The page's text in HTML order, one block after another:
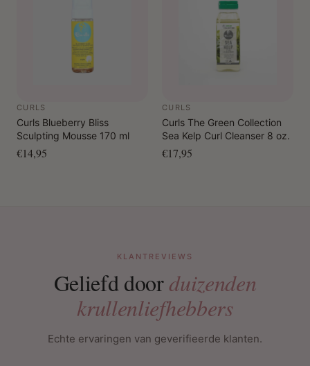
CURLS
Curls Blueberry Bliss
Sculpting Mousse 170 ml
€14,95
CURLS
Curls The Green Collection
Sea Kelp Curl Cleanser 8 oz.
€17,95
KLANTREVIEWS
Geliefd doorduizenden
krullenliefhebbers
Echte ervaringen van geverifieerde klanten.